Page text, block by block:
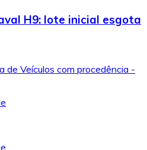
H9: lote inicial esgota